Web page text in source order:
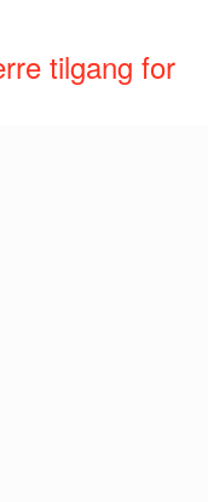
tilgang for